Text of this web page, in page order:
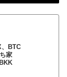
BTC
家